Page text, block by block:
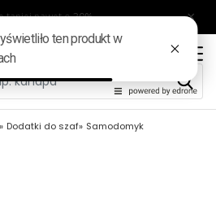
Dodatki do szaf Samodomyk